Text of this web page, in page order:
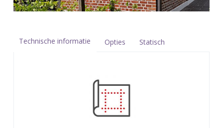
Technische informatie Opties Statisch